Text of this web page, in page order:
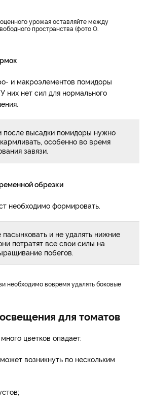
пространства (фото О.
и макроэлементов помидоры
них нет сил для нормального
после высадки помидоры нужно
особенно во время
завязи.
обрезки
необходимо формировать.
и не удалять нижние
потратят все свои силы на
побегов.
для томатов
цветков опадает.
возникнуть по нескольким